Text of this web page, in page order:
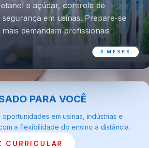
6 MESES
e açúcar, controle de
em usinas. Prepare-se
demandam profissionais
PARA VOCÊ
em usinas, indústrias e
a flexibilidade do ensino a distância.
CURRICULAR